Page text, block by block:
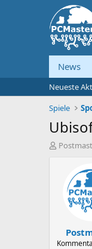
News
Neueste
Spiele
E